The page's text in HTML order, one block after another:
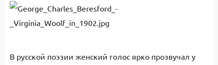
В русской поэзии женский голос ярко прозвучал у